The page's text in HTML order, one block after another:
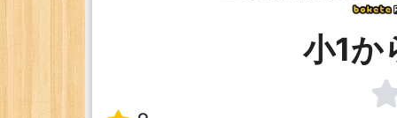
小1か